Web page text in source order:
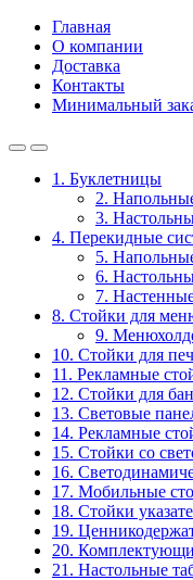
Главная
О компании
Доставка
Контакты
Минимальный
1. Буклетницы
2.
3.
4. Перекидные
5.
6.
7.
8. Стойки для
9.
10. Стойки для
11. Рекламные
12. Стойки для
13. Световые
14. Рекламные
15. Стойки со
16.
17. Мобильные
18. Стойки
19.
20.
21. Настольные